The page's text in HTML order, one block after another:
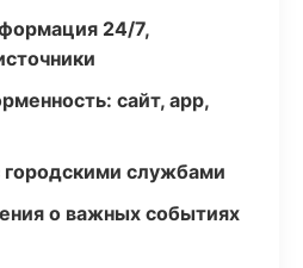
24/7,
сайт, app,
городскими службами
о важных событиях